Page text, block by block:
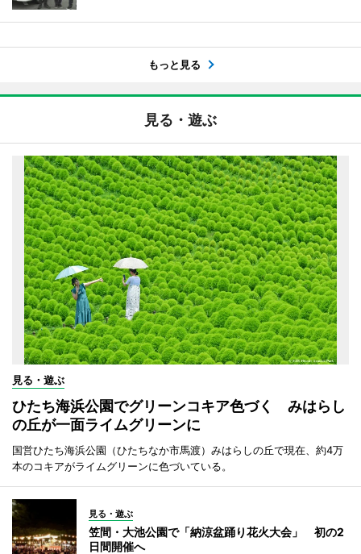
もっと見る
見る・遊ぶ
見る・遊ぶ
ひたち海浜公園でグリーンコキア色づく みはらし
の丘が一面ライムグリーンに
国営ひたち海浜公園（ひたちなか市馬渡）みはらしの丘で現在、約4万
本のコキアがライムグリーンに色づいている。
見る・遊ぶ
笠間・大池公園で「納涼盆踊り花火大会」 初の2
日間開催へ